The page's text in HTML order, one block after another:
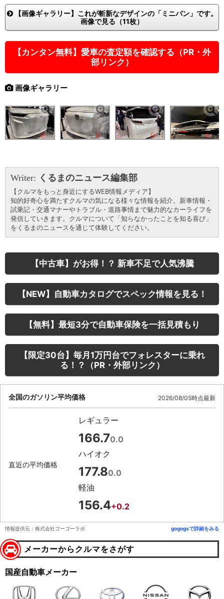
【画像ギャラリー】これが斬新なデザインの「ミニバン」です。
画像で見る（11枚）
【カンタン無料】愛車の査定額を確認する（PR・外
部リンク）
画像ギャラリー
Writer: くるまのニュース編集部
【クルマをもっと身近にするWEB情報メディア】
知的好奇心を満たすクルマの気になる様々な情報を紹介。新車情報・
試乗記・交通マナーやトラブル・道路事情まで魅力的なカーライフを
発信していきます。クルマについて「知らなかったことを知る喜び」
をくるまのニュースを通じて体験してください。
【中古車】がお得！？ 新車不足で人気沸騰
【NEW】自動車カタログでスペック情報を見る！
【無料】最短3分で自動車保険を一括見積もり
【限定30台】毎月1万円台でフォレスターに乗れ
る！？（PR・外部リンク）
全国のガソリン平均価格 2026/08/05時点最新
直近の平均価格
レギュラー
166.70.0
ハイオク
177.80.0
軽油
156.4+0.2
情報提供元：株式会社ゴーゴーラボ gogogsで詳細をみる
メーカーからクルマをさがす
国産自動車メーカー